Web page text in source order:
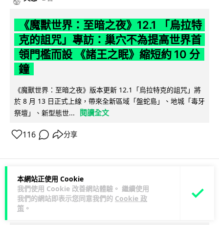
本網站正使用 Cookie
我們使用 Cookie 改善網站體驗。 繼續使用
我們的網站即表示您同意我們的 Cookie 政
策 。
《魔獸世界：至暗之夜》12.1 「烏拉特
克的詛咒」專訪：巢穴不為提高世界首
領門檻而設 《諸王之眠》縮短約 10 分
鐘
《魔獸世界：至暗之夜》版本更新 12.1「烏拉特克的詛咒」將
於 8 月 13 日正式上線，帶來全新區域「盤蛇島」、地城「毒牙
祭壇」、新型態世...
閱讀全文
116 分享
科技娛樂 遊戲情報
Lawton